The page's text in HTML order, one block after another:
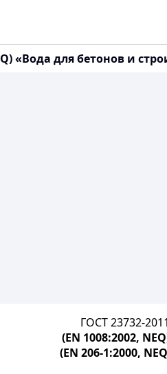
«Вода для бетонов и
ГОСТ 23732-2011
(EN 1008:2002,
(EN 206-1:2000,